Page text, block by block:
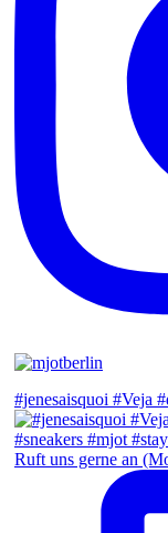
#jenesaisquoi #Veja
Ruft uns gerne an